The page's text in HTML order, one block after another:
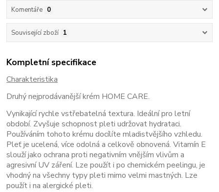
Komentáře 0
Související zboží 1
Kompletní specifikace
Charakteristika
Druhý nejprodávanější krém HOME CARE.
Vynikající rychle vstřebatelná textura. Ideální pro letní
období. Zvyšuje schopnost pleti udržovat hydrataci.
Používáním tohoto krému docílíte mladistvějšího vzhledu.
Pleť je ucelená, více odolná a celkově obnovená. Vitamín E
slouží jako ochrana proti negativním vnějším vlivům a
agresivní UV záření. Lze použít i po chemickém peelingu, je
vhodný na všechny typy pleti mimo velmi mastných. Lze
použít i na alergické pleti.